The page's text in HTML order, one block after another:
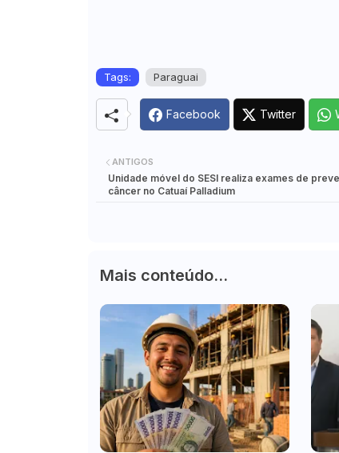
Tags: Paraguai
Facebook Twitter
ANTIGOS
Unidade móvel do SESI realiza exames de
câncer no Catuaí Palladium
Mais conteúdo...